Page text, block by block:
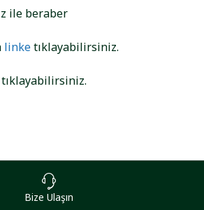
ile beraber
linketıklayabilirsiniz.
tıklayabilirsiniz.
Bize Ulaşın